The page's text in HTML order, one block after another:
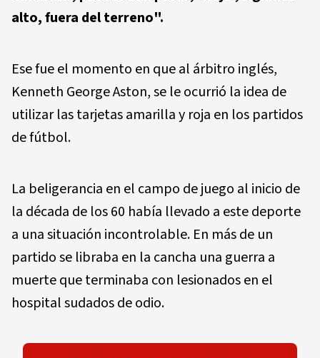
alto, fuera del terreno".
Ese fue el momento en que al árbitro inglés,
Kenneth George Aston, se le ocurrió la idea de
utilizar las tarjetas amarilla y roja en los partidos
de fútbol.
La beligerancia en el campo de juego al inicio de
la década de los 60 había llevado a este deporte
a una situación incontrolable. En más de un
partido se libraba en la cancha una guerra a
muerte que terminaba con lesionados en el
hospital sudados de odio.